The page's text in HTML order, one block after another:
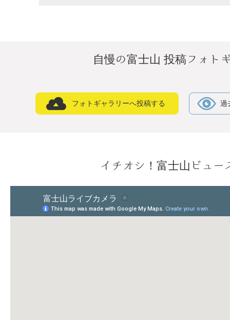
自慢の富士山 投稿フォト
フォトギャラリーへ投稿する 過
イチオシ！富士山ビュー